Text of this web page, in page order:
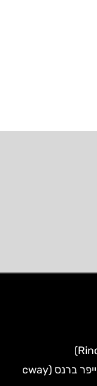
הפארק הלאומי ג'וליה פייפר ברנס (cway